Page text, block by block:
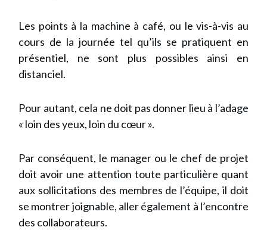
Les points à la machine à café, ou le vis-à-vis au
cours de la journée tel qu’ils se pratiquent en
présentiel, ne sont plus possibles ainsi en
distanciel.
Pour autant, cela ne doit pas donner lieu à l’adage
« loin des yeux, loin du cœur ».
Par conséquent, le manager ou le chef de projet
doit avoir une attention toute particulière quant
aux sollicitations des membres de l’équipe, il doit
se montrer joignable, aller également à l’encontre
des collaborateurs.